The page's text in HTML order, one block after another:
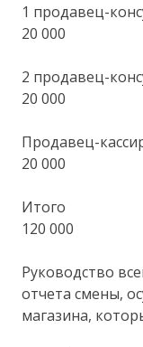
1 продавец-
20 000
2 продавец-
20 000
Продавец-
20 000
Итого
120 000
Руководство
отчета смены,
магазина,